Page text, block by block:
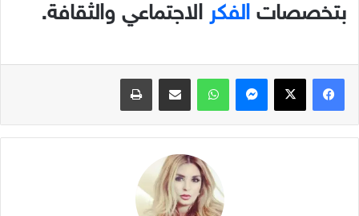
بتخصصات الفكر الاجتماعي والثقافة.
فيسبوك X ماسنجر واتساب مشاركة عبر البريد طباعة